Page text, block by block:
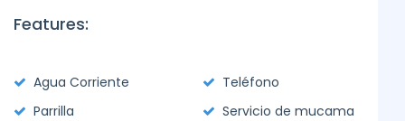
Features:
Agua Corriente
Teléfono
Parrilla
Servicio de mucama